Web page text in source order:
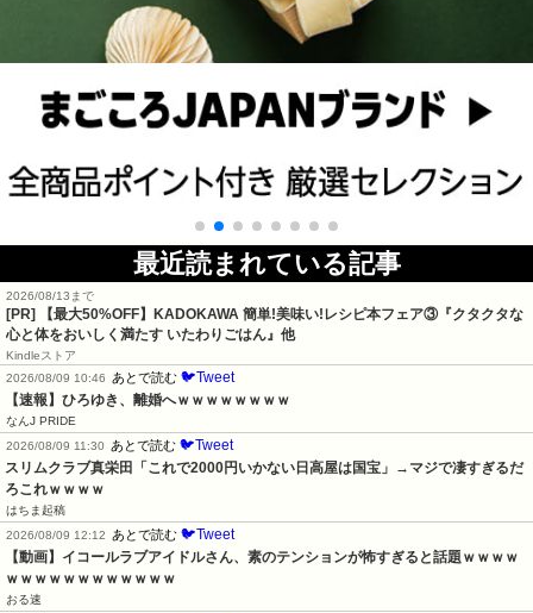
最近読まれている記事
2026/08/13まで
[PR] 【最大50%OFF】KADOKAWA 簡単!美味い!レシピ本フェア③『クタクタな
心と体をおいしく満たす いたわりごはん』他
Kindleストア
2026/08/09 10:46
あとで読む 🐦Tweet
【速報】ひろゆき、離婚へｗｗｗｗｗｗｗｗ
なんJ PRIDE
2026/08/09 11:30
あとで読む 🐦Tweet
スリムクラブ真栄田「これで2000円いかない日高屋は国宝」→マジで凄すぎるだ
ろこれｗｗｗｗ
はちま起稿
2026/08/09 12:12
あとで読む 🐦Tweet
【動画】イコールラブアイドルさん、素のテンションが怖すぎると話題ｗｗｗｗ
ｗｗｗｗｗｗｗｗｗｗｗｗ
おる速